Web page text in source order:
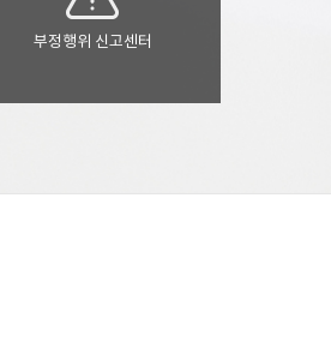
부정행위 신고센터